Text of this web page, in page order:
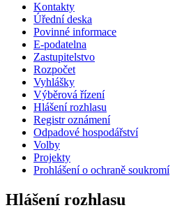
Kontakty
Úřední deska
Povinné informace
E-podatelna
Zastupitelstvo
Rozpočet
Vyhlášky
Výběrová řízení
Hlášení rozhlasu
Registr oznámení
Odpadové hospodářství
Volby
Projekty
Prohlášení o ochraně soukromí
Hlášení rozhlasu